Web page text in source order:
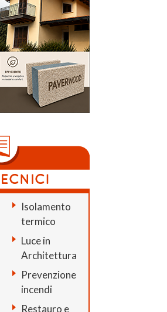
Isolamento
termico
Luce in
Architettura
Prevenzione
incendi
Restauro e